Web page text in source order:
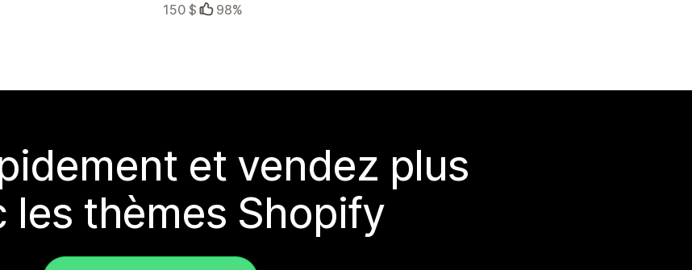
150 $
98%
et vendez plus
les thèmes Shopify